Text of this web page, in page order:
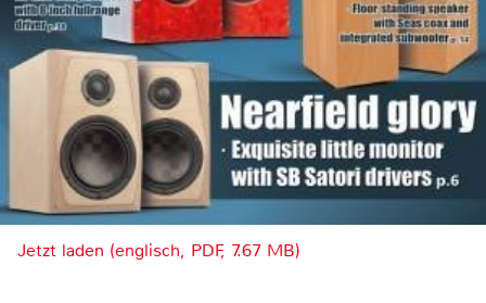
Jetzt laden (englisch, PDF, 7.67 MB)